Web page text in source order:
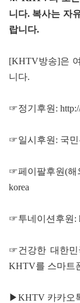
니다. 복사는 자
랍니다.
[KHTV방송]은
니다.
☞정기후원:
☞일시후원: 국민
☞페이팔후원(해
korea
☞투네이션후원:
☞건강한 대한민
KHTV를 스마트
▶KHTV 카카오